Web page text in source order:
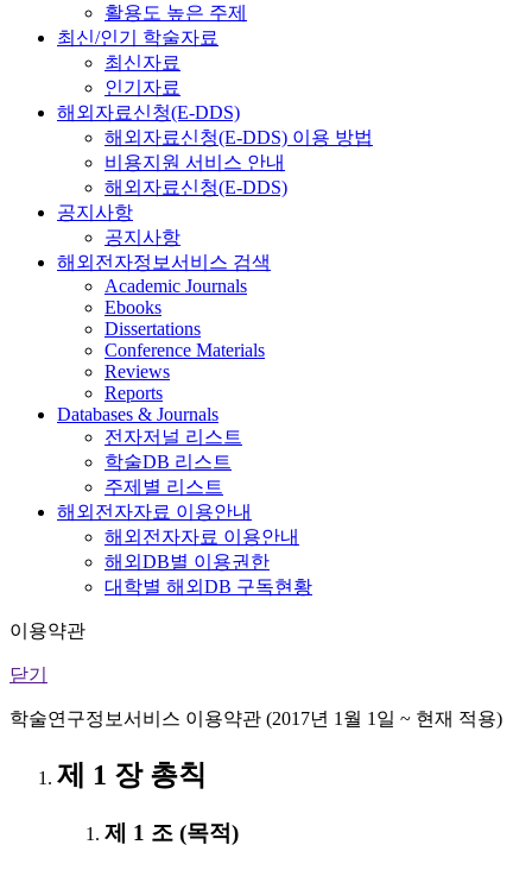
활용도 높은 주제
최신/인기 학술자료
최신자료
인기자료
해외자료신청(E-DDS)
해외자료신청(E-DDS) 이용 방법
비용지원 서비스 안내
해외자료신청(E-DDS)
공지사항
공지사항
해외전자정보서비스 검색
Academic Journals
Ebooks
Dissertations
Conference Materials
Reviews
Reports
Databases & Journals
전자저널 리스트
학술DB 리스트
주제별 리스트
해외전자자료 이용안내
해외전자자료 이용안내
해외DB별 이용권한
대학별 해외DB 구독현황
이용약관
닫기
학술연구정보서비스 이용약관 (2017년 1월 1일 ~ 현재 적용)
제 1 장 총칙
제 1 조 (목적)